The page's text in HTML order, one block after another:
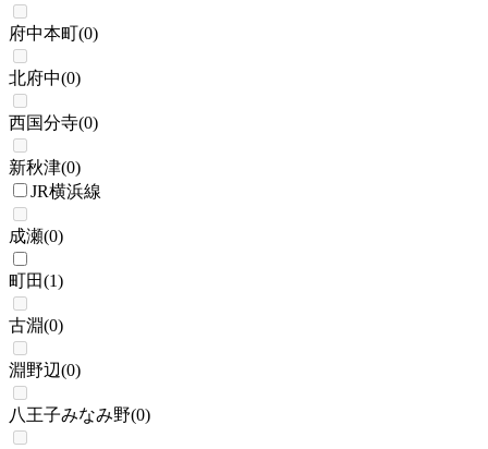
府中本町(0)
北府中(0)
西国分寺(0)
新秋津(0)
JR横浜線
成瀬(0)
町田(1)
古淵(0)
淵野辺(0)
八王子みなみ野(0)